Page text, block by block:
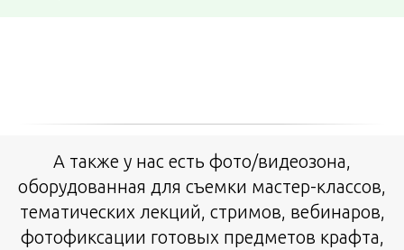
А также у нас есть фото/видеозона,
оборудованная для съемки мастер-классов,
тематических лекций, стримов, вебинаров,
фотофиксации готовых предметов крафта,